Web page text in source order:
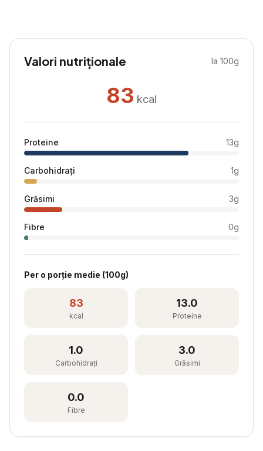
Valori nutriționale la 100g
83 kcal
Proteine 13g
Carbohidrați 1g
Grăsimi 3g
Fibre 0g
Per o porție medie (100g)
83
kcal
13.0
Proteine
1.0
Carbohidrați
3.0
Grăsimi
0.0
Fibre